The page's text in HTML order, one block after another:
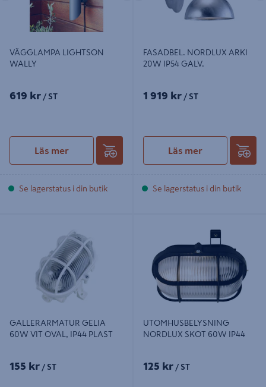
VÄGGLAMPA LIGHTSON
WALLY
619 kr / ST
Läs mer
Se lagerstatus i din butik
FASADBEL. NORDLUX ARKI
20W IP54 GALV.
1 919 kr / ST
Läs mer
Se lagerstatus i din butik
GALLERARMATUR GELIA
60W VIT OVAL, IP44 PLAST
155 kr / ST
UTOMHUSBELYSNING
NORDLUX SKOT 60W IP44
125 kr / ST